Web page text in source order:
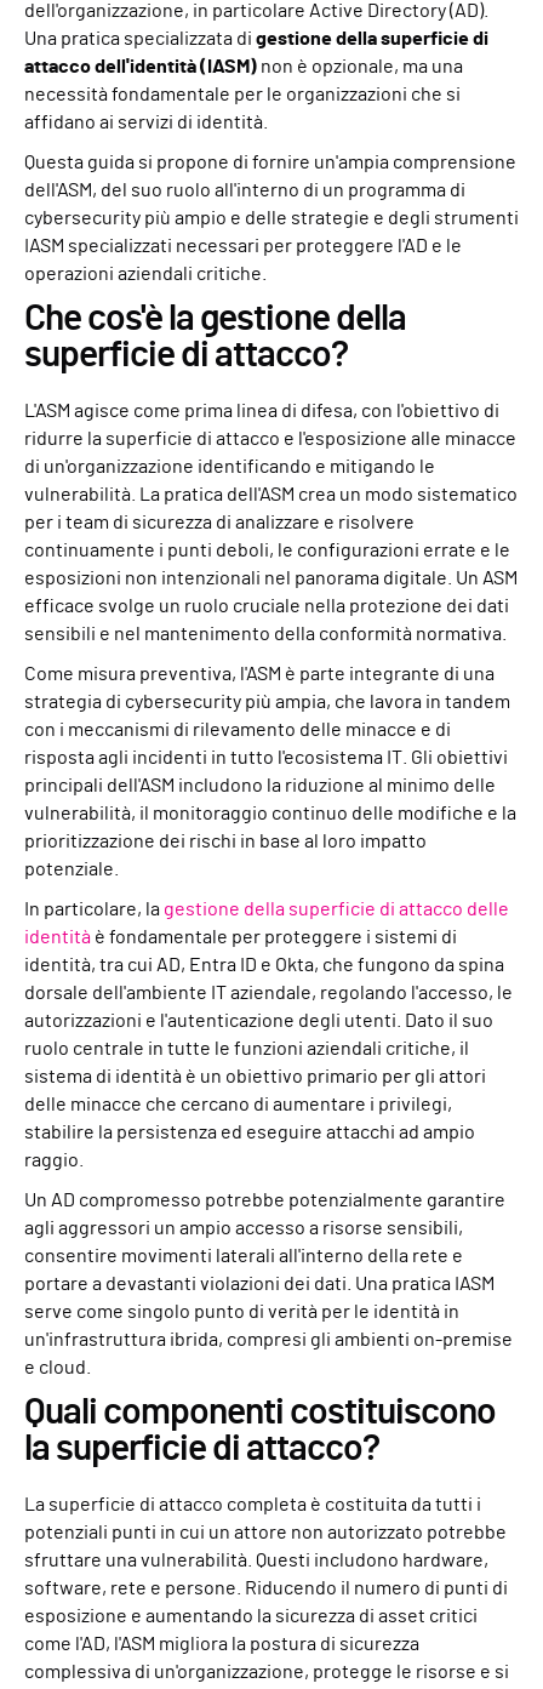
dell'organizzazione, in particolare Active Directory (AD).
Una pratica specializzata di gestione della superficie di
attacco dell'identità (IASM) non è opzionale, ma una
necessità fondamentale per le organizzazioni che si
affidano ai servizi di identità.
Questa guida si propone di fornire un'ampia comprensione
dell'ASM, del suo ruolo all'interno di un programma di
cybersecurity più ampio e delle strategie e degli strumenti
IASM specializzati necessari per proteggere l'AD e le
operazioni aziendali critiche.
Che cos'è la gestione della
superficie di attacco?
L'ASM agisce come prima linea di difesa, con l'obiettivo di
ridurre la superficie di attacco e l'esposizione alle minacce
di un'organizzazione identificando e mitigando le
vulnerabilità. La pratica dell'ASM crea un modo sistematico
per i team di sicurezza di analizzare e risolvere
continuamente i punti deboli, le configurazioni errate e le
esposizioni non intenzionali nel panorama digitale. Un ASM
efficace svolge un ruolo cruciale nella protezione dei dati
sensibili e nel mantenimento della conformità normativa.
Come misura preventiva, l'ASM è parte integrante di una
strategia di cybersecurity più ampia, che lavora in tandem
con i meccanismi di rilevamento delle minacce e di
risposta agli incidenti in tutto l'ecosistema IT. Gli obiettivi
principali dell'ASM includono la riduzione al minimo delle
vulnerabilità, il monitoraggio continuo delle modifiche e la
prioritizzazione dei rischi in base al loro impatto
potenziale.
In particolare, la gestione della superficie di attacco delle
identità è fondamentale per proteggere i sistemi di
identità, tra cui AD, Entra ID e Okta, che fungono da spina
dorsale dell'ambiente IT aziendale, regolando l'accesso, le
autorizzazioni e l'autenticazione degli utenti. Dato il suo
ruolo centrale in tutte le funzioni aziendali critiche, il
sistema di identità è un obiettivo primario per gli attori
delle minacce che cercano di aumentare i privilegi,
stabilire la persistenza ed eseguire attacchi ad ampio
raggio.
Un AD compromesso potrebbe potenzialmente garantire
agli aggressori un ampio accesso a risorse sensibili,
consentire movimenti laterali all'interno della rete e
portare a devastanti violazioni dei dati. Una pratica IASM
serve come singolo punto di verità per le identità in
un'infrastruttura ibrida, compresi gli ambienti on-premise
e cloud.
Quali componenti costituiscono
la superficie di attacco?
La superficie di attacco completa è costituita da tutti i
potenziali punti in cui un attore non autorizzato potrebbe
sfruttare una vulnerabilità. Questi includono hardware,
software, rete e persone. Riducendo il numero di punti di
esposizione e aumentando la sicurezza di asset critici
come l'AD, l'ASM migliora la postura di sicurezza
complessiva di un'organizzazione, protegge le risorse e si